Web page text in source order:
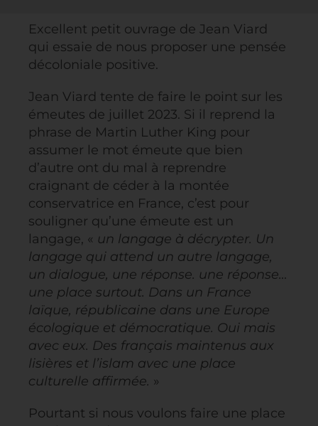
Excellent petit ouvrage de Jean Viard
qui essaie de nous proposer une pensée
décoloniale positive.
Jean Viard tente de faire le point sur les
émeutes de juillet 2023. Si il reprend la
phrase de Martin Luther King pour
assumer le mot émeute que bien
d’autre ont du mal à reprendre
craignant de céder à la montée
conservatrice en France, c’est pour
souligner qu’une émeute est un
langage, « un langage à décrypter. Un
langage qui attend un autre langage,
un dialogue, une réponse. une réponse…
une place surtout. Dans un France
laïque, républicaine dans une Europe
écologique et démocratique. Oui mais
avec eux. Des français maintenus aux
lisières et l’islam avec une place
culturelle affirmée. »
Pourtant si nous voulons faire une place